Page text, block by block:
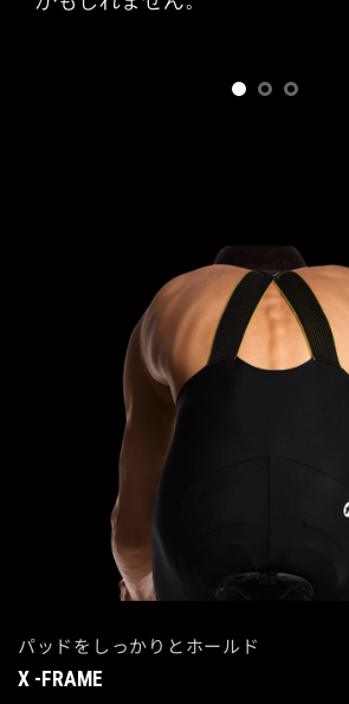
パッドをしっかりとホールド
X -FRAME